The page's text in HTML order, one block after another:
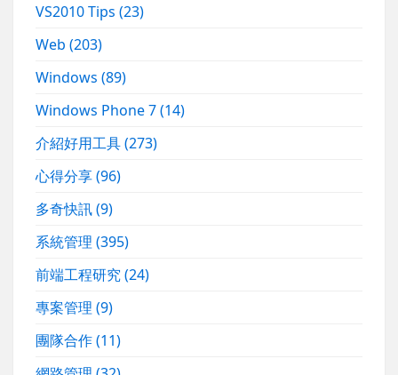
VS2010 Tips(23)
Web(203)
Windows(89)
Windows Phone 7(14)
介紹好用工具(273)
心得分享(96)
多奇快訊(9)
系統管理(395)
前端工程研究(24)
專案管理(9)
團隊合作(11)